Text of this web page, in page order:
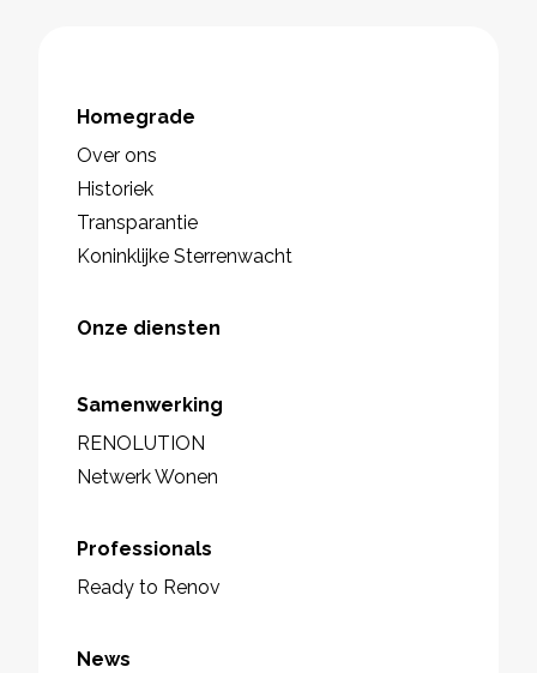
Homegrade
Over ons
Historiek
Transparantie
Koninklijke Sterrenwacht
Onze diensten
Samenwerking
RENOLUTION
Netwerk Wonen
Professionals
Ready to Renov
News